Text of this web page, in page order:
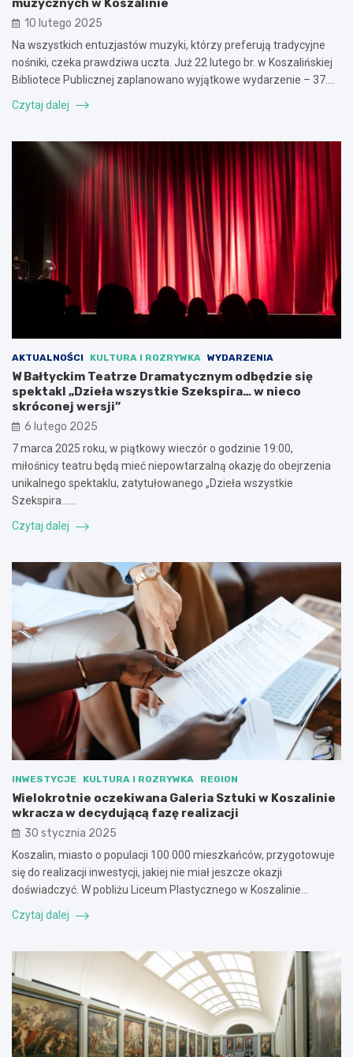
10 lutego 2025
Na wszystkich entuzjastów muzyki, którzy preferują tradycyjne
nośniki, czeka prawdziwa uczta. Już 22 lutego br. w Koszalińskiej
Bibliotece Publicznej zaplanowano wyjątkowe wydarzenie – 37.…
Czytaj dalej
AKTUALNOŚCI KULTURA I ROZRYWKA WYDARZENIA
W Bałtyckim Teatrze Dramatycznym odbędzie się
spektakl „Dzieła wszystkie Szekspira… w nieco
skróconej wersji”
6 lutego 2025
7 marca 2025 roku, w piątkowy wieczór o godzinie 19:00,
miłośnicy teatru będą mieć niepowtarzalną okazję do obejrzenia
unikalnego spektaklu, zatytułowanego „Dzieła wszystkie
Szekspira……
Czytaj dalej
INWESTYCJE KULTURA I ROZRYWKA REGION
Wielokrotnie oczekiwana Galeria Sztuki w Koszalinie
wkracza w decydującą fazę realizacji
30 stycznia 2025
Koszalin, miasto o populacji 100 000 mieszkańców, przygotowuje
się do realizacji inwestycji, jakiej nie miał jeszcze okazji
doświadczyć. W pobliżu Liceum Plastycznego w Koszalinie…
Czytaj dalej